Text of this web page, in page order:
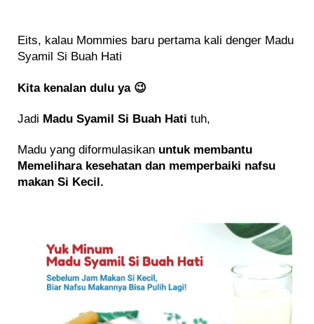
Eits, kalau Mommies baru pertama kali denger Madu
Syamil Si Buah Hati
Kita kenalan dulu ya 😉
Jadi Madu Syamil Si Buah Hati tuh,
Madu yang diformulasikan untuk membantu
Memelihara kesehatan dan memperbaiki nafsu
makan Si Kecil.